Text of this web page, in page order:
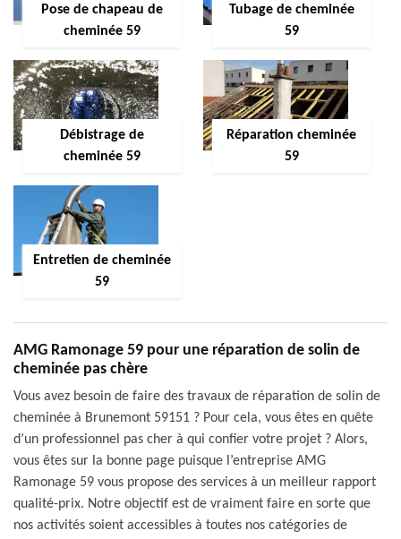
Pose de chapeau de
cheminée 59
Tubage de cheminée
59
Débistrage de
cheminée 59
Réparation cheminée
59
Entretien de cheminée
59
AMG Ramonage 59 pour une réparation de solin de
cheminée pas chère
Vous avez besoin de faire des travaux de réparation de solin de
cheminée à Brunemont 59151 ? Pour cela, vous êtes en quête
d’un professionnel pas cher à qui confier votre projet ? Alors,
vous êtes sur la bonne page puisque l’entreprise AMG
Ramonage 59 vous propose des services à un meilleur rapport
qualité-prix. Notre objectif est de vraiment faire en sorte que
nos activités soient accessibles à toutes nos catégories de